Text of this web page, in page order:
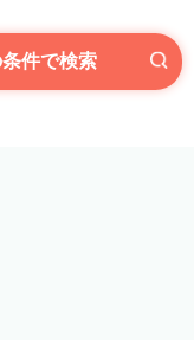
条件で検索